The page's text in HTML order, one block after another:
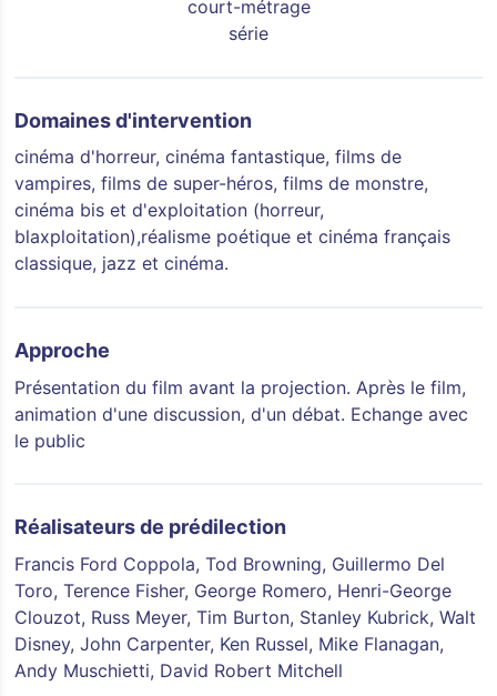
court-métrage
série
Domaines d'intervention
cinéma d'horreur, cinéma fantastique, films de
vampires, films de super-héros, films de monstre,
cinéma bis et d'exploitation (horreur,
blaxploitation),réalisme poétique et cinéma français
classique, jazz et cinéma.
Approche
Présentation du film avant la projection. Après le film,
animation d'une discussion, d'un débat. Echange avec
le public
Réalisateurs de prédilection
Francis Ford Coppola, Tod Browning, Guillermo Del
Toro, Terence Fisher, George Romero, Henri-George
Clouzot, Russ Meyer, Tim Burton, Stanley Kubrick, Walt
Disney, John Carpenter, Ken Russel, Mike Flanagan,
Andy Muschietti, David Robert Mitchell